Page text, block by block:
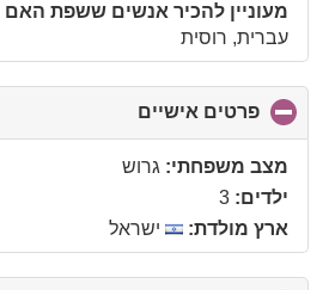
מעוניין להכיר אנשים ששפת
עברית, רוסית
פרטים אישיים
to
collapse
מצב משפחתי: גרוש
ילדים: 3
ארץ מולדת:
ישראל